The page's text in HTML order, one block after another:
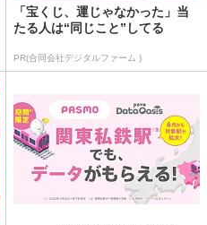
「宝くじ、運じゃなかった」当
たる人は“同じこと”してる
PR(合同会社デジタルファーム )